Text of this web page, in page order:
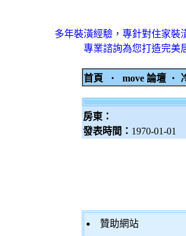
多年裝潢經驗，專針對住家裝
專業諮詢為您打造完美
首頁 ‧ move 論壇 ‧
房東：
發表時間： 1970-01-01
贊助網站